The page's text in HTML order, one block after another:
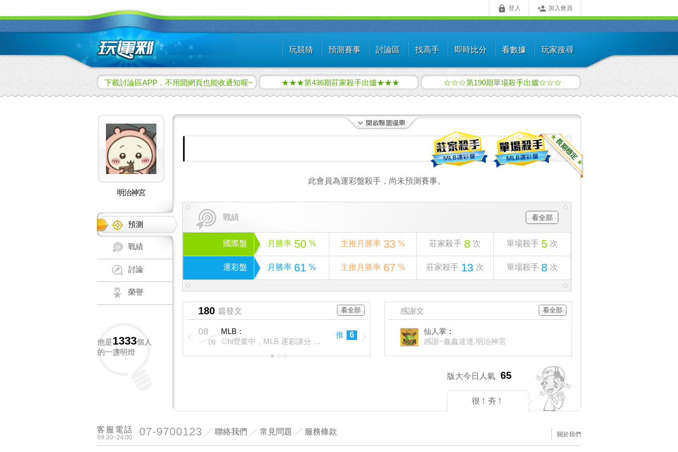
玩競猜 預測賽事 討論區 找高手 即時比分 看數據 玩家搜尋
 登入  加入會員
下載討論區APP，不用開網頁也能收通知喔~ ★★★第436期莊家殺手出爐★★★ ☆☆☆第190期單場殺手出爐☆☆☆
明治神宮
預測
戰績
討論
榮譽
他是1333個人
的一盞明燈
此會員為運彩盤殺手，尚未預測賽事。
戰績 看全部
國際盤 月勝率 50 % 主推月勝率 33 % 莊家殺手 8 次 單場殺手 5 次
運彩盤 月勝率 61 % 主推月勝率 67 % 莊家殺手 13 次 單場殺手 8 次
180 篇發文 看全部
08
09
MLB：
⚾️hi營業中，MLB 運彩讓分 近26日51過38
推 6
08
MLB：
⚾️hi營業中，MLB 國際讓分 近25日48過34
⚾️hi營業中，主推沒過下次免費！
感謝文 看全部
仙人掌 ：
感謝~鑫鑫達達.明治神宮
版大今日人氣 65
很！夯！
09:30~24:00
客服電話 07-9700123 聯絡我們 常見問題 服務條款 關於我們